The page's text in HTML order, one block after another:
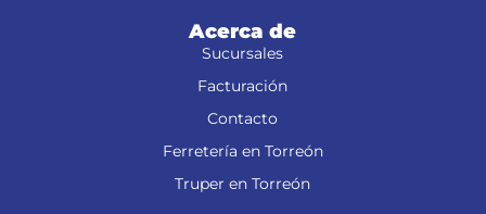
Acerca de
Sucursales
Facturación
Contacto
Ferretería en Torreón
Truper en Torreón